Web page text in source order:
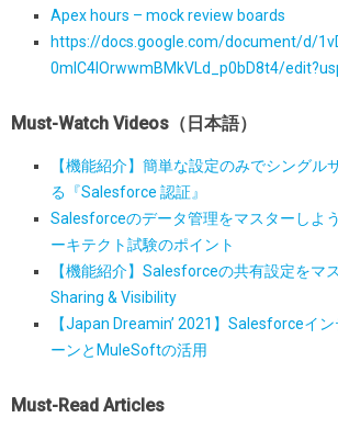
Apex hours – mock review boards
https://docs.google.com/document/d/
0mIC4IOrwwmBMkVLd_p0bD8t4/
Must-Watch Videos（日本語）
【機能紹介】簡単な設定のみでシングル
る『Salesforce 認証』
Salesforceのデータ管理をマスターしよ
ーキテクト試験のポイント
【機能紹介】Salesforceの共有設定をマ
Sharing & Visibility
【Japan Dreamin’ 2021】Salesforceイ
ーンとMuleSoftの活用
Must-Read Articles